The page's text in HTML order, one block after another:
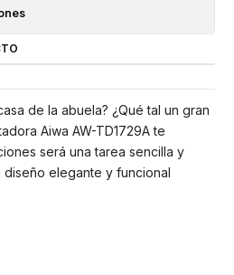
de la abuela? ¿Qué tal un gran
Aiwa AW-TD1729A te
será una tarea sencilla y
diseño elegante y funcional